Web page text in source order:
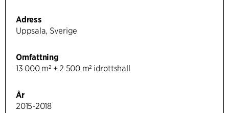
Adress
Uppsala, Sverige
Omfattning
13 000 m² + 2 500 m² idrottshall
År
2015-2018